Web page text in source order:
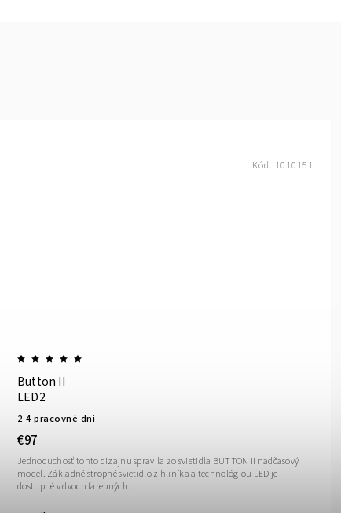
Button II
LED2
2-4 pracovné dni
€97
Jednoduchosť tohto dizajnu spravila zo svietidla BUTTON II nadčasový
model. Základné stropné svietidlo z hliníka a technológiou LED je
dostupné v dvoch farebných...
Kód: 1010151